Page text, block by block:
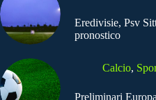
Eredivisie, Psv
pronostico
Calcio,
Preliminari